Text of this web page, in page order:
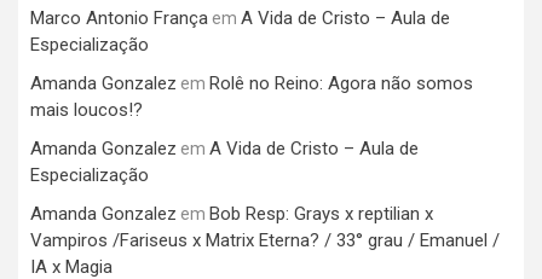
Marco Antonio França em A Vida de Cristo – Aula de
Especialização
Amanda Gonzalez em Rolê no Reino: Agora não somos
mais loucos!?
Amanda Gonzalez em A Vida de Cristo – Aula de
Especialização
Amanda Gonzalez em Bob Resp: Grays x reptilian x
Vampiros /Fariseus x Matrix Eterna? / 33° grau / Emanuel /
IA x Magia